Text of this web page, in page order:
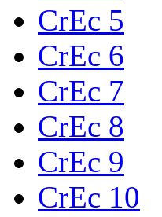
CrEc 5
CrEc 6
CrEc 7
CrEc 8
CrEc 9
CrEc 10